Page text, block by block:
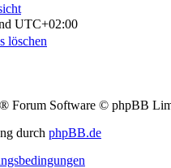
UTC+02:00
löschen
® Forum Software © phpBB
durch phpBB.de